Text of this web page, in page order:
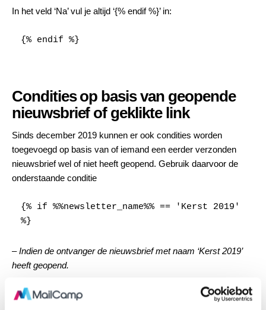
In het veld ‘Na’ vul je altijd ‘{% endif %}’ in:
{% endif %}
Condities op basis van geopende
nieuwsbrief of geklikte link
Sinds december 2019 kunnen er ook condities worden
toegevoegd op basis van of iemand een eerder verzonden
nieuwsbrief wel of niet heeft geopend. Gebruik daarvoor de
onderstaande conditie
{% if %%newsletter_name%% == 'Kerst 2019'
%}
–Indien de ontvanger de nieuwsbrief met naam ‘Kerst 2019’
heeft geopend.
of